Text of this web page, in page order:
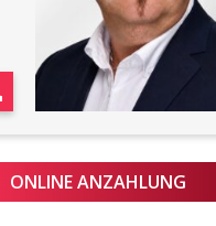
ONLINE ANZAHLUNG